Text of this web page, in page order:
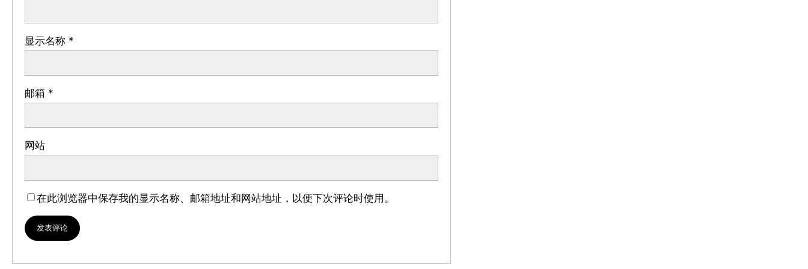
显示名称 *
邮箱 *
网站
在此浏览器中保存我的显示名称、邮箱地址和网站地址，以便下次评论时使用。